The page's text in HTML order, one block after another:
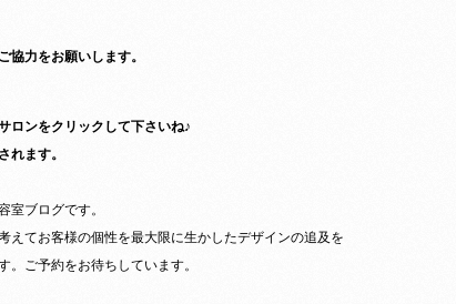
協力をお願いします。
ロンをクリックして下さいね♪
れます。
室ブログです。
えてお客様の個性を最大限に生かしたデザインの追及を
。ご予約をお待ちしています。